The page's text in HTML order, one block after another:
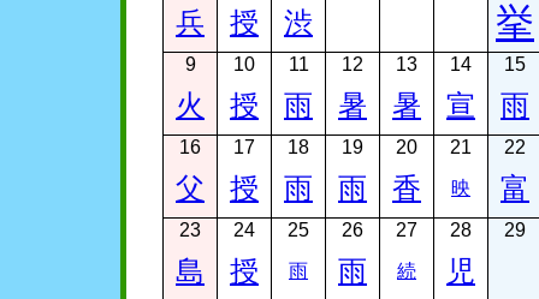
兵 授 渋 挙
9
火
10
授
11
雨
12
暑
13
暑
14
宣
15
雨
16
父
17
授
18
雨
19
雨
20
香
21
映
22
富
23
島
24
授
25
雨
26
雨
27
続
28
児
29